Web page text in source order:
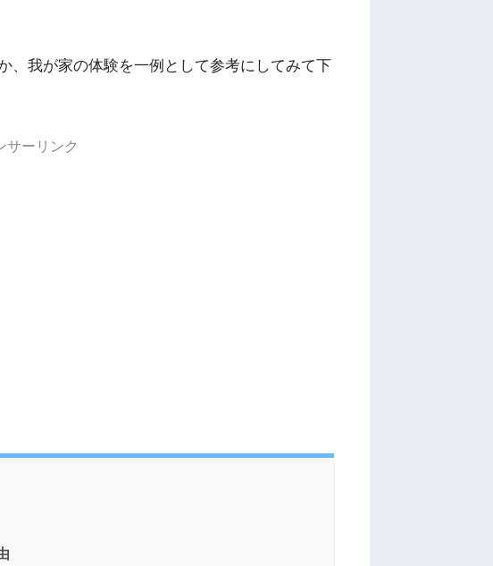
、我が家の体験を一例として参考にしてみて下
サーリンク